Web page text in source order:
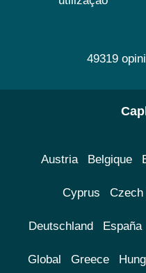
49319
Austria Belgique
Cyprus Czech
Deutschland España
Global Greece